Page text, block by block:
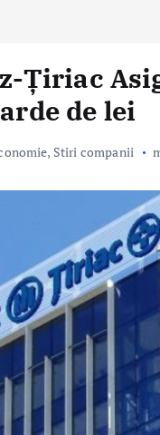
Țiriac
de lei
, Stiri companii